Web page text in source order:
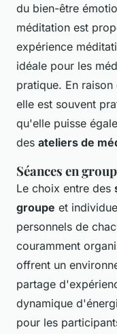
du bien-être
méditation est
expérience
idéale pour les
pratique. En
elle est souvent
qu'elle puisse
des ateliers de
Séances en
Le choix entre des
groupe et
personnels de
couramment
offrent un
partage
dynamique
pour les